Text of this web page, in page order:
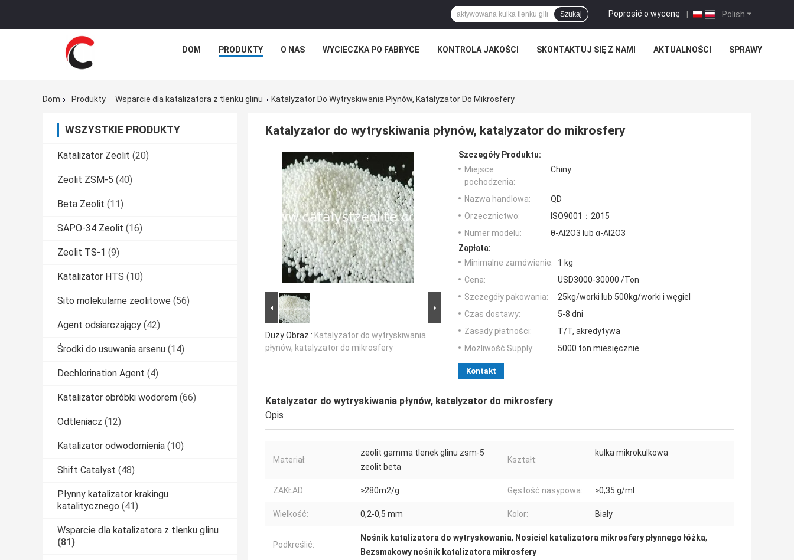
Polish
Poprosić o wycenę |
Szukaj
DOM PRODUKTY O NAS WYCIECZKA PO FABRYCE KONTROLA JAKOŚCI SKONTAKTUJ SIĘ Z NAMI AKTUALNOŚCI SPRAWY
Dom Produkty Wsparcie dla katalizatora z tlenku glinu Katalyzator Do Wytryskiwania Płynów, Katalyzator Do Mikrosfery
WSZYSTKIE PRODUKTY
Katalizator Zeolit (20)
Zeolit ​​ZSM-5 (40)
Beta Zeolit (11)
SAPO-34 Zeolit (16)
Zeolit ​​TS-1 (9)
Katalizator HTS (10)
Sito molekularne zeolitowe (56)
Agent odsiarczający (42)
Środki do usuwania arsenu (14)
Dechlorination Agent (4)
Katalizator obróbki wodorem (66)
Odtleniacz (12)
Katalizator odwodornienia (10)
Shift Catalyst (48)
Płynny katalizator krakingu
katalitycznego (41)
Wsparcie dla katalizatora z tlenku glinu
(81)
Katalyzator do wytryskiwania płynów, katalyzator do mikrosfery
Duży Obraz : Katalyzator do wytryskiwania
płynów, katalyzator do mikrosfery
Szczegóły Produktu:
Miejsce
pochodzenia:
Chiny
Nazwa handlowa:
QD
Orzecznictwo:
ISO9001：2015
Numer modelu:
θ-Al2O3 lub α-Al2O3
Zapłata:
Minimalne zamówienie:
1 kg
Cena:
USD3000-30000 /Ton
Szczegóły pakowania:
25kg/worki lub 500kg/worki i węgiel
Czas dostawy:
5-8 dni
Zasady płatności:
T/T, akredytywa
Możliwość Supply:
5000 ton miesięcznie
Kontakt
Katalyzator do wytryskiwania płynów, katalyzator do mikrosfery
Opis
Materiał:
zeolit ​​gamma tlenek glinu zsm-5
zeolit ​​beta
Kształt:
kulka mikrokulkowa
ZAKŁAD: ≥280m2/g Gęstość nasypowa: ≥0,35 g/ml
Wielkość: 0,2-0,5 mm Kolor: Biały
Podkreślić:
Nośnik katalizatora do wytryskowania, Nosiciel katalizatora mikrosfery płynnego łóżka,
Bezsmakowy nośnik katalizatora mikrosfery